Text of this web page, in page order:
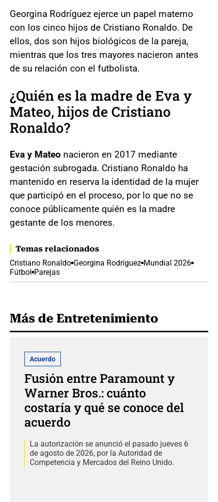
Georgina Rodríguez ejerce un papel materno
con los cinco hijos de Cristiano Ronaldo. De
ellos, dos son hijos biológicos de la pareja,
mientras que los tres mayores nacieron antes
de su relación con el futbolista.
¿Quién es la madre de Eva y
Mateo, hijos de Cristiano
Ronaldo?
Eva y Mateo nacieron en 2017 mediante
gestación subrogada. Cristiano Ronaldo ha
mantenido en reserva la identidad de la mujer
que participó en el proceso, por lo que no se
conoce públicamente quién es la madre
gestante de los menores.
Temas relacionados
Cristiano Ronaldo Georgina Rodríguez Mundial 2026
Fútbol Parejas
Más de Entretenimiento
Acuerdo
Fusión entre Paramount y
Warner Bros.: cuánto
costaría y qué se conoce del
acuerdo
La autorización se anunció el pasado jueves 6
de agosto de 2026, por la Autoridad de
Competencia y Mercados del Reino Unido.